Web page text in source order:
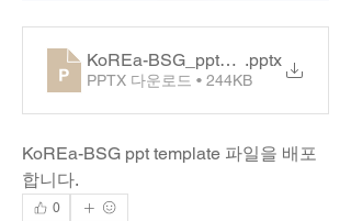
KoREa-BSG_ppt_template
.pptx
PPTX 다운로드 • 244KB
KoREa-BSG ppt template 파일을 배포
합니다.
0